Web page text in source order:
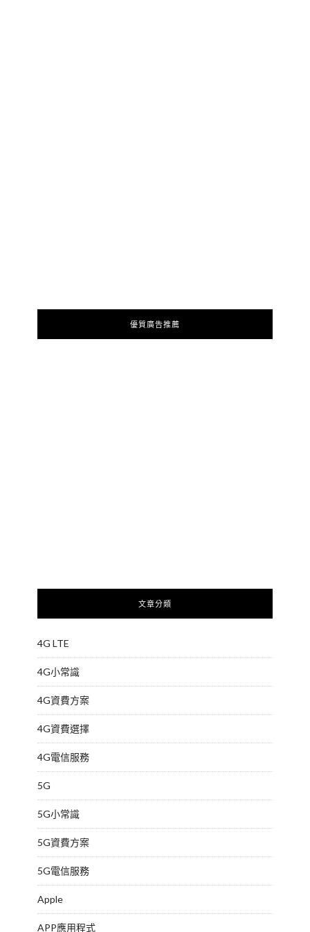
優質廣告推薦
文章分類
4G LTE
4G小常識
4G資費方案
4G資費選擇
4G電信服務
5G
5G小常識
5G資費方案
5G電信服務
Apple
APP應用程式